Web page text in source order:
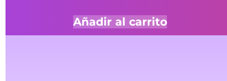
Añadir al carrito